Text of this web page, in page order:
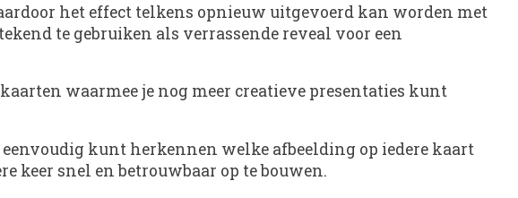
het effect telkens opnieuw uitgevoerd kan worden met
te gebruiken als verrassende reveal voor een
waarmee je nog meer creatieve presentaties kunt
kunt herkennen welke afbeelding op iedere kaart
keer snel en betrouwbaar op te bouwen.